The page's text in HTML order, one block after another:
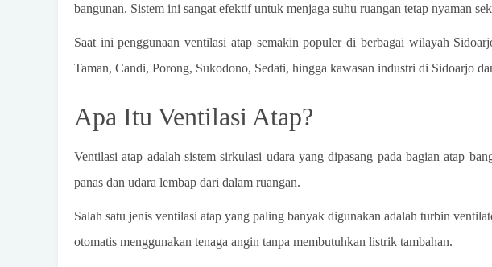
bangunan. Sistem ini sangat efektif untuk menjaga suhu ruangan tetap nyaman
Saat ini penggunaan ventilasi atap semakin populer di berbagai wilayah
Taman, Candi, Porong, Sukodono, Sedati, hingga kawasan industri di Sidoarjo
Apa Itu Ventilasi Atap?
Ventilasi atap adalah sistem sirkulasi udara yang dipasang pada bagian atap
panas dan udara lembap dari dalam ruangan.
Salah satu jenis ventilasi atap yang paling banyak digunakan adalah turbin
otomatis menggunakan tenaga angin tanpa membutuhkan listrik tambahan.